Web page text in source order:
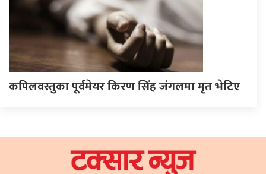
कपिलवस्तुका पूर्वमेयर किरण सिंह जंगलमा मृत भेटिए